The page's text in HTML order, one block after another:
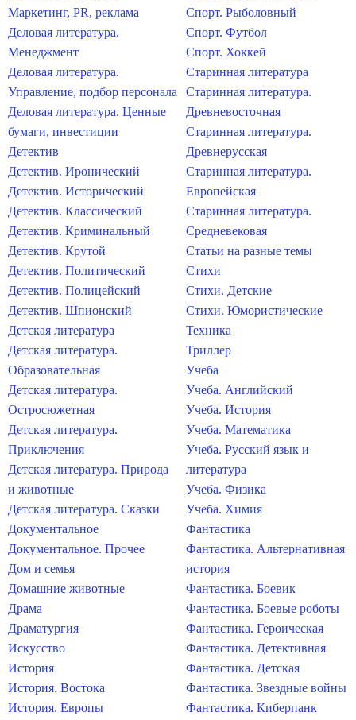
Маркетинг, PR, реклама
Деловая литература.
Менеджмент
Деловая литература.
Управление, подбор персонала
Деловая литература. Ценные
бумаги, инвестиции
Детектив
Детектив. Иронический
Детектив. Исторический
Детектив. Классический
Детектив. Криминальный
Детектив. Крутой
Детектив. Политический
Детектив. Полицейский
Детектив. Шпионский
Детская литература
Детская литература.
Образовательная
Детская литература.
Остросюжетная
Детская литература.
Приключения
Детская литература. Природа
и животные
Детская литература. Сказки
Документальное
Документальное. Прочее
Дом и семья
Домашние животные
Драма
Драматургия
Искусство
История
История. Востока
История. Европы
Спорт. Рыболовный
Спорт. Футбол
Спорт. Хоккей
Старинная литература
Старинная литература.
Древневосточная
Старинная литература.
Древнерусская
Старинная литература.
Европейская
Старинная литература.
Средневековая
Статьи на разные темы
Стихи
Стихи. Детские
Стихи. Юмористические
Техника
Триллер
Учеба
Учеба. Английский
Учеба. История
Учеба. Математика
Учеба. Русский язык и
литература
Учеба. Физика
Учеба. Химия
Фантастика
Фантастика. Альтернативная
история
Фантастика. Боевик
Фантастика. Боевые роботы
Фантастика. Героическая
Фантастика. Детективная
Фантастика. Детская
Фантастика. Звездные войны
Фантастика. Киберпанк